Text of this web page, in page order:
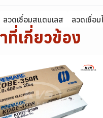
ลวดเชื่อมสแตนเลส ลวดเชื่อ
ที่เกี่ยวข้อง